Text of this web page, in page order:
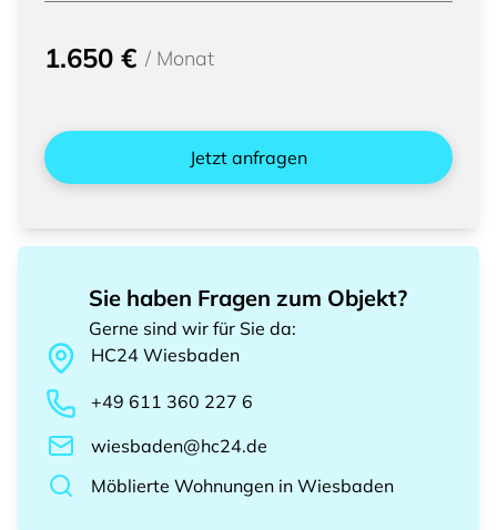
1.650 € / Monat
Jetzt anfragen
Sie haben Fragen zum Objekt?
Gerne sind wir für Sie da:
HC24 Wiesbaden
+49 611 360 227 6
wiesbaden@hc24.de
Möblierte Wohnungen in Wiesbaden